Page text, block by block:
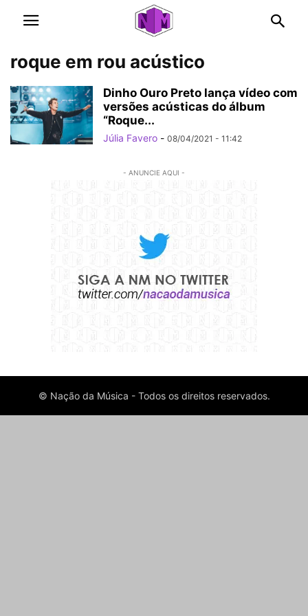
roque em rou acústico
Dinho Ouro Preto lança vídeo com
versões acústicas do álbum
“Roque...
Júlia Favero - 08/04/2021 - 11:42
- ANUNCIE AQUI -
© Nação da Música - Todos os direitos reservados.